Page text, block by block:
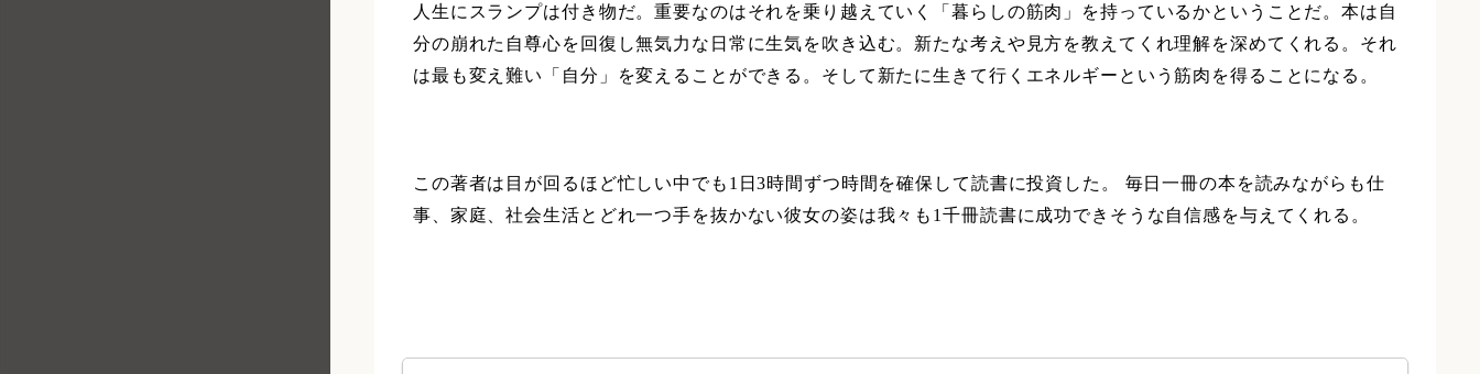
人生にスランプは付き物だ。重要なのはそれを乗り越えていく「暮らしの筋肉」を持っているかということだ。本は自
分の崩れた自尊心を回復し無気力な日常に生気を吹き込む。新たな考えや見方を教えてくれ理解を深めてくれる。それ
は最も変え難い「自分」を変えることができる。そして新たに生きて行くエネルギーという筋肉を得ることになる。
この著者は目が回るほど忙しい中でも1日3時間ずつ時間を確保して読書に投資した。 毎日一冊の本を読みながらも仕
事、家庭、社会生活とどれ一つ手を抜かない彼女の姿は我々も1千冊読書に成功できそうな自信感を与えてくれる。